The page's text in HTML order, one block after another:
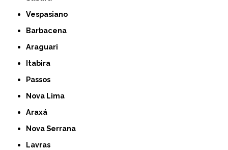
Vespasiano
Barbacena
Araguari
Itabira
Passos
Nova Lima
Araxá
Nova Serrana
Lavras